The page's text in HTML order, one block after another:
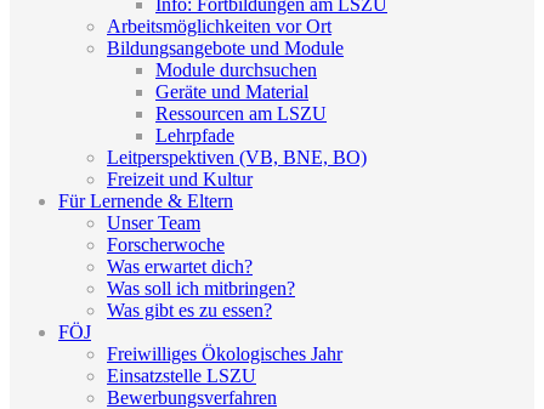
Info: Fortbildungen am LSZU
Arbeitsmöglichkeiten vor Ort
Bildungsangebote und Module
Module durchsuchen
Geräte und Material
Ressourcen am LSZU
Lehrpfade
Leitperspektiven (VB, BNE, BO)
Freizeit und Kultur
Für Lernende & Eltern
Unser Team
Forscherwoche
Was erwartet dich?
Was soll ich mitbringen?
Was gibt es zu essen?
FÖJ
Freiwilliges Ökologisches Jahr
Einsatzstelle LSZU
Bewerbungsverfahren